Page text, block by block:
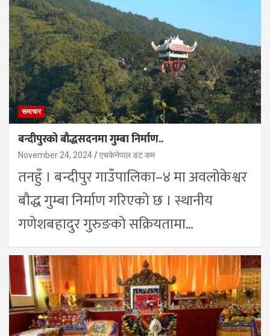
समाचार
बन्दीपुरको बौद्धसदनमा गुम्बा निर्माण..
November 24, 2024 एचकेनेपाल डट कम
तनहुँ । बन्दीपुर गाउँपालिका–४ मा अवलोकेश्वर
बौद्ध गुम्बा निर्माण गरिएको छ । स्थानीय
गणेशबहादुर गुरुङको सक्रियतामा…